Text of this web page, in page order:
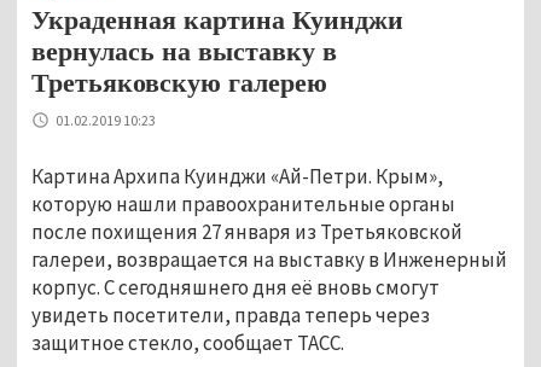
Украденная картина Куинджи
вернулась на выставку в
Третьяковскую галерею
01.02.2019 10:23
Картина Архипа Куинджи «Ай-Петри. Крым»,
которую нашли правоохранительные органы
после похищения 27 января из Третьяковской
галереи, возвращается на выставку в Инженерный
корпус. С сегодняшнего дня её вновь смогут
увидеть посетители, правда теперь через
защитное стекло, сообщает ТАСС.